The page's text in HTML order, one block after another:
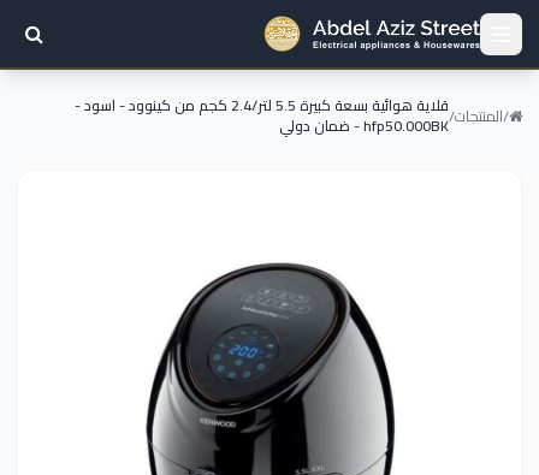
/المنتجات/ قلاية هوائية بسعة كبيرة 5.5 لتر/2.4 كجم من كينوود - اسود -
hfp50.000BK - ضمان دولي